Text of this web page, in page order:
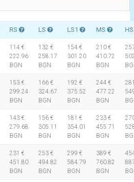
RS LS LS1 MS
114 €
222.96
BGN
132 €
258.17
BGN
154 €
301.20
BGN
210 €
410.72
BGN
153 €
299.24
BGN
166 €
324.67
BGN
192 €
375.52
BGN
244 €
477.22
BGN
143 €
279.68
BGN
156 €
305.11
BGN
181 €
354.01
BGN
233 €
455.71
BGN
231 €
451.80
BGN
253 €
494.82
BGN
299 €
584.79
BGN
389 €
760.82
BGN